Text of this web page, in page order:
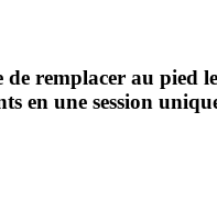
de remplacer au pied
en une session